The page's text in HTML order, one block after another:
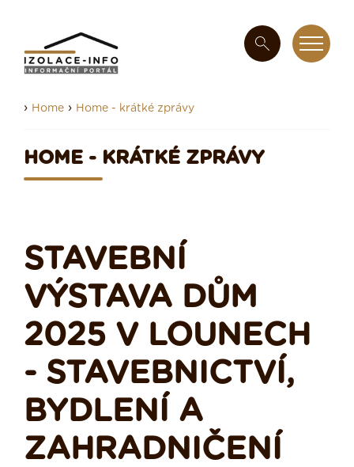
› Home › Home - krátké zprávy
HOME - KRÁTKÉ ZPRÁVY
STAVEBNÍ
VÝSTAVA DŮM
2025 V LOUNECH
- STAVEBNICTVÍ,
BYDLENÍ A
ZAHRADNIČENÍ